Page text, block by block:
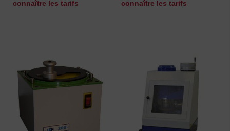
connaître les tarifs
connaître les tarifs